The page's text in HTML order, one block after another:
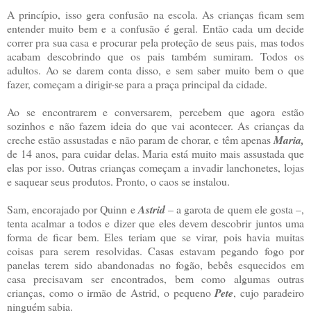
A princípio, isso gera confusão na escola. As crianças ficam sem
entender muito bem e a confusão é geral. Então cada um decide
correr pra sua casa e procurar pela proteção de seus pais, mas todos
acabam descobrindo que os pais também sumiram. Todos os
adultos. Ao se darem conta disso, e sem saber muito bem o que
fazer, começam a dirigir-se para a praça principal da cidade.
Ao se encontrarem e conversarem, percebem que agora estão
sozinhos e não fazem ideia do que vai acontecer. As crianças da
creche estão assustadas e não param de chorar, e têm apenasMaria,
de 14 anos, para cuidar delas. Maria está muito mais assustada que
elas por isso. Outras crianças começam a invadir lanchonetes, lojas
e saquear seus produtos. Pronto, o caos se instalou.
Sam, encorajado por Quinn eAstrid– a garota de quem ele gosta –,
tenta acalmar a todos e dizer que eles devem descobrir juntos uma
forma de ficar bem. Eles teriam que se virar, pois havia muitas
coisas para serem resolvidas. Casas estavam pegando fogo por
panelas terem sido abandonadas no fogão, bebês esquecidos em
casa precisavam ser encontrados, bem como algumas outras
crianças, como o irmão de Astrid, o pequenoPete, cujo paradeiro
ninguém sabia.